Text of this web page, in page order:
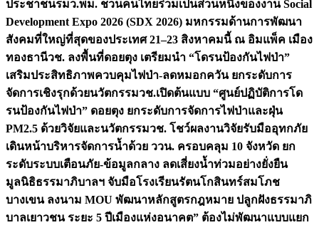
ประชาชนรมว.พม. ชวนคนไทยร่วมเป็นส่วนหนึ่งของงาน Social
Development Expo 2026 (SDX 2026) มหกรรมด้านการพัฒนา
สังคมที่ใหญ่ที่สุดของประเทศ 21–23 สิงหาคมนี้ ณ อิมแพ็ค เมือง
ทองธานีวช. ลงพื้นที่ดอยตุง เตรียมนำ “โดรนป้องกันไฟป่า”
เสริมประสิทธิภาพควบคุมไฟป่า-ลดหมอกควัน ยกระดับการ
จัดการเชิงรุกด้วยนวัตกรรมวช.เปิดต้นแบบ “ศูนย์ปฏิบัติการโด
รนป้องกันไฟป่า” ดอยตุง ยกระดับการจัดการไฟป่าและฝุ่น
PM2.5 ด้วยวิจัยและนวัตกรรมวช. โชว์ผลงานวิจัยรับมืออุทกภัย
เดินหน้าบริหารจัดการน้ำด้วย ววน. ครอบคลุม 10 จังหวัด ยก
ระดับระบบเตือนภัย-ข้อมูลกลาง ลดเสี่ยงน้ำท่วมอย่างยั่งยืน
มูลนิธิธรรมาภิบาลฯ จับมือโรงเรียนรัตนโกสินทร์สมโภช
บางเขน ลงนาม MOU พัฒนาหลักสูตรกฎหมาย ปลูกฝังธรรมาภิ
บาลเยาวชน ระยะ 5 ปีเมืองแห่งอนาคต” ต้องไม่พัฒนาแบบแยก